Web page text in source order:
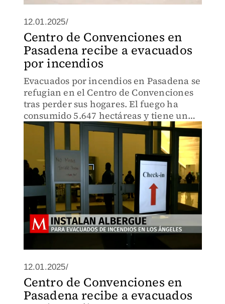
12.01.2025/
Centro de Convenciones en
Pasadena recibe a evacuados
por incendios
Evacuados por incendios en Pasadena se
refugian en el Centro de Convenciones
tras perder sus hogares. El fuego ha
consumido 5.647 hectáreas y tiene un
3% de contención.
12.01.2025/
Centro de Convenciones en
Pasadena recibe a evacuados